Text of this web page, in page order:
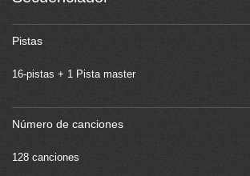
Pistas
16-pistas + 1 Pista master
Número de canciones
128 canciones